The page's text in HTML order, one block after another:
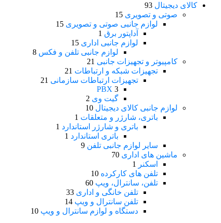
کالای دیجیتال 93
صوتی و تصویری 15
لوازم جانبی صوتی و تصویری 15
آداپتور برق 1
لوازم جانبی اداری 15
لوازم جانبی تلفن و فکس 8
کامپیوتر و تجهیزات جانبی 21
تجهیزات شبکه و ارتباطات 21
تجهیزات ارتباطات سازمانی 21
PBX 3
گیت وی 2
لوازم جانبی کالای دیجیتال 10
باتری، شارژر و متعلقات 1
باتری و شارژر استاندارد 1
باتری استاندارد 1
سایر لوازم جانبی تلفن 9
ماشین های اداری 70
اسکنر
1
تلفن های کارکرده 10
تلفن، سانترال، ویپ 60
تلفن خانگی و اداری 33
تلفن سانترال و ویپ 14
دستگاه و لوازم سانترال و ویپ 10